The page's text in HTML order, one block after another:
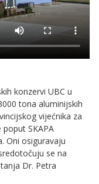
konzervi UBC u
tona aluminijskih
vijećnika za
SKAPA
Oni osiguravaju
se na
Dr. Petra